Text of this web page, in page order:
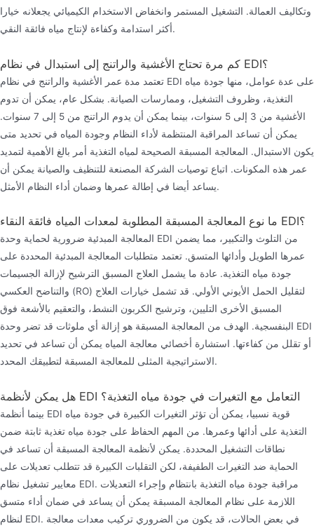
وتكاليف العمالة. التشغيل المستمر وانخفاض الاستخدام الكيميائي يجعلانه خيارا
أكثر استدامة وكفاءة لإنتاج مياه فائقة النقي.
كم مرة تحتاج الأغشية والراتنج إلى استبدال في نظام EDI؟
تعتمد مدة عمر الأغشية والراتنج في نظام EDI على عدة عوامل، منها جودة مياه
التغذية، وظروف التشغيل، وممارسات الصيانة. بشكل عام، يمكن أن تدوم
الأغشية من 3 إلى 5 سنوات، بينما يمكن أن يدوم الراتنج من 5 إلى 7 سنوات.
يمكن أن تساعد المراقبة المنتظمة لأداء النظام وجودة المياه في تحديد متى
يكون الاستبدال. المعالجة المسبقة الصحيحة لمياه التغذية أمر بالغ الأهمية لتمديد
عمر هذه المكونات. اتباع توصيات الشركة المصنعة للتنظيف والصيانة يمكن أن
يساعد أيضا في إطالة عمرها وضمان أداء النظام الأمثل.
ما نوع المعالجة المسبقة المطلوبة لمعدات المياه فائقة النقاء EDI؟
المعالجة المبدئية ضرورية لحماية وحدة EDI من التلوث والتكبير، مما يضمن
عمرها الطويل وأدائها المتسق. تعتمد متطلبات المعالجة المبدئية المحددة على
جودة مياه التغذية. عادة ما يشمل العلاج المسبق الترشيح لإزالة الجسيمات
والتناضح العكسي (RO) لتقليل الحمل الأيوني الأولي. قد تشمل خيارات العلاج
المسبق الأخرى التليين، وترشيح الكربون النشط، والتعقيم بالأشعة فوق
البنفسجية. الهدف من المعالجة المسبقة هو إزالة أي ملوثات قد تضر وحدة EDI
أو تقلل من كفاءتها. استشارة أخصائي معالجة المياه يمكن أن تساعد في تحديد
الاستراتيجية المثلى للمعالجة المسبقة لتطبيقك المحدد.
هل يمكن لأنظمة EDI التعامل مع التغيرات في جودة مياه التغذية؟
بينما أنظمة EDI قوية نسبيا، يمكن أن تؤثر التغيرات الكبيرة في جودة مياه
التغذية على أدائها وعمرها. من المهم الحفاظ على جودة مياه تغذية ثابتة ضمن
نطاقات التشغيل المحددة. يمكن لأنظمة المعالجة المسبقة أن تساعد في
الحماية ضد التغيرات الطفيفة، لكن التقلبات الكبيرة قد تتطلب تعديلات على
معايير تشغيل نظام EDI. مراقبة جودة مياه التغذية بانتظام وإجراء التعديلات
اللازمة على نظام المعالجة المسبقة يمكن أن يساعد في ضمان أداء متسق
لنظام EDI. في بعض الحالات، قد يكون من الضروري تركيب معدات معالجة